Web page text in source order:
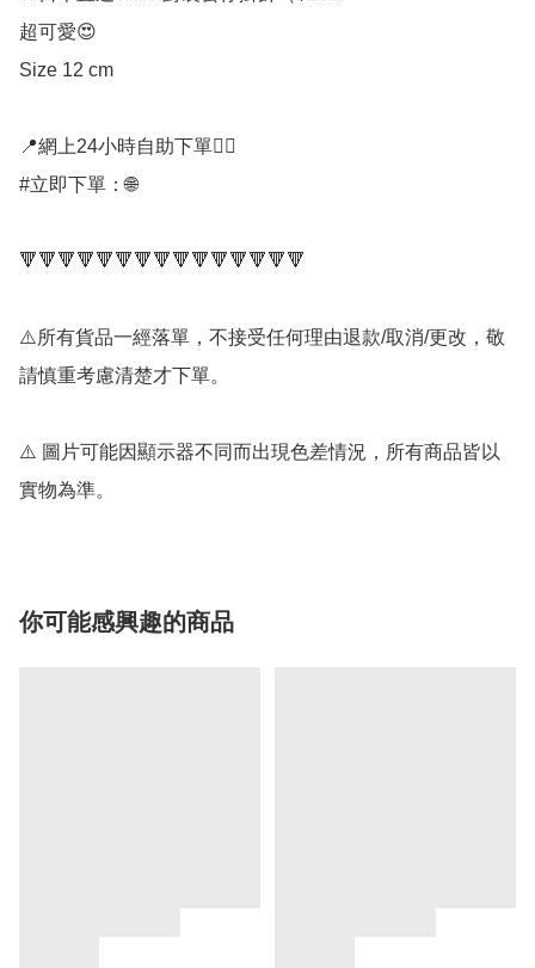
超可愛😍
Size 12 cm
📍網上24小時自助下單👍🏻
#立即下單：🌐
🔻🔻🔻🔻🔻🔻🔻🔻🔻🔻🔻🔻🔻🔻🔻
⚠️所有貨品一經落單，不接受任何理由退款/取消/更改，敬
請慎重考慮清楚才下單。
⚠️ 圖片可能因顯示器不同而出現色差情況，所有商品皆以
實物為準。
你可能感興趣的商品